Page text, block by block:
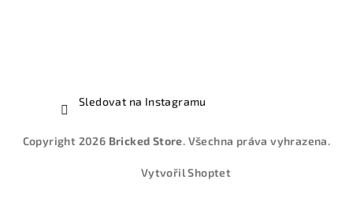
Sledovat na Instagramu
Copyright 2026 Bricked Store. Všechna práva vyhrazena.
Vytvořil Shoptet